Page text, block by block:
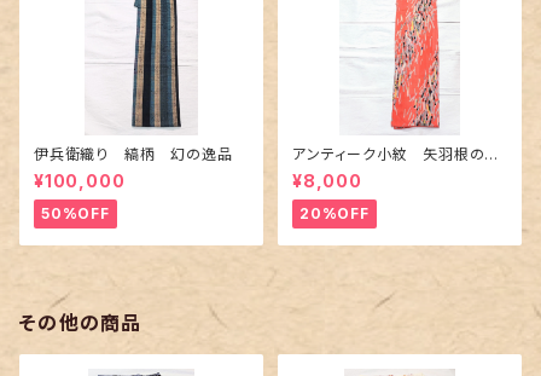
伊兵衛織り 縞柄 幻の逸品
¥100,000
50%OFF
アンティーク小紋 矢羽根の地
紋に短冊柄 裄６６cm
¥8,000
20%OFF
その他の商品